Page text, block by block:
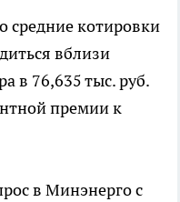
средние котировки
вблизи
в 76,635 тыс. руб.
премии к
в Минэнерго с